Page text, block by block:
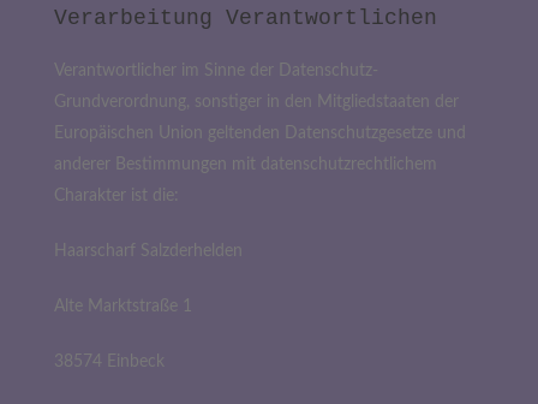
Verarbeitung Verantwortlichen
Verantwortlicher im Sinne der Datenschutz-
Grundverordnung, sonstiger in den Mitgliedstaaten der
Europäischen Union geltenden Datenschutzgesetze und
anderer Bestimmungen mit datenschutzrechtlichem
Charakter ist die:
Haarscharf Salzderhelden
Alte Marktstraße 1
38574 Einbeck